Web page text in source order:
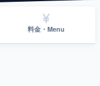
料金・Menu